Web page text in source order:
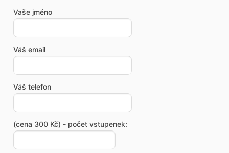
Vaše jméno
Váš email
Váš telefon
(cena 300 Kč) - počet vstupenek: